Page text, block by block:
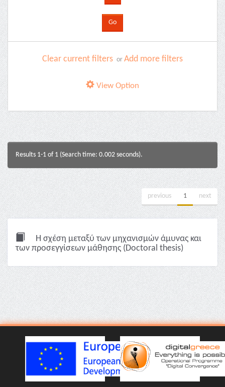
Clear current filters or Add more filters
View Option
Results 1-1 of 1 (Search time: 0.002 seconds).
previous 1 next
Η σχέση μεταξύ των μηχανισμών άμυνας και
των προσεγγίσεων μάθησης (Doctoral thesis)